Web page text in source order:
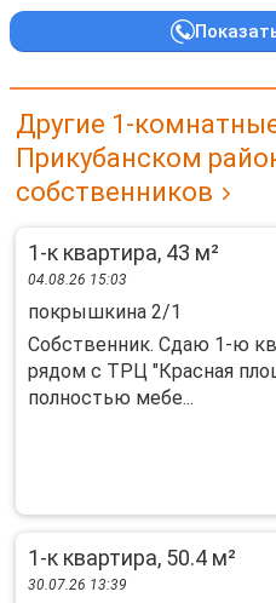
Другие 1-
Прикубанском
собственников
1-к квартира, 43 м²
04.08.26 15:03
покрышкина 2/1
Собственник. Сдаю 1-ю
рядом с ТРЦ "Красная
полностью мебе...
1-к квартира, 50.4 м²
30.07.26 13:39